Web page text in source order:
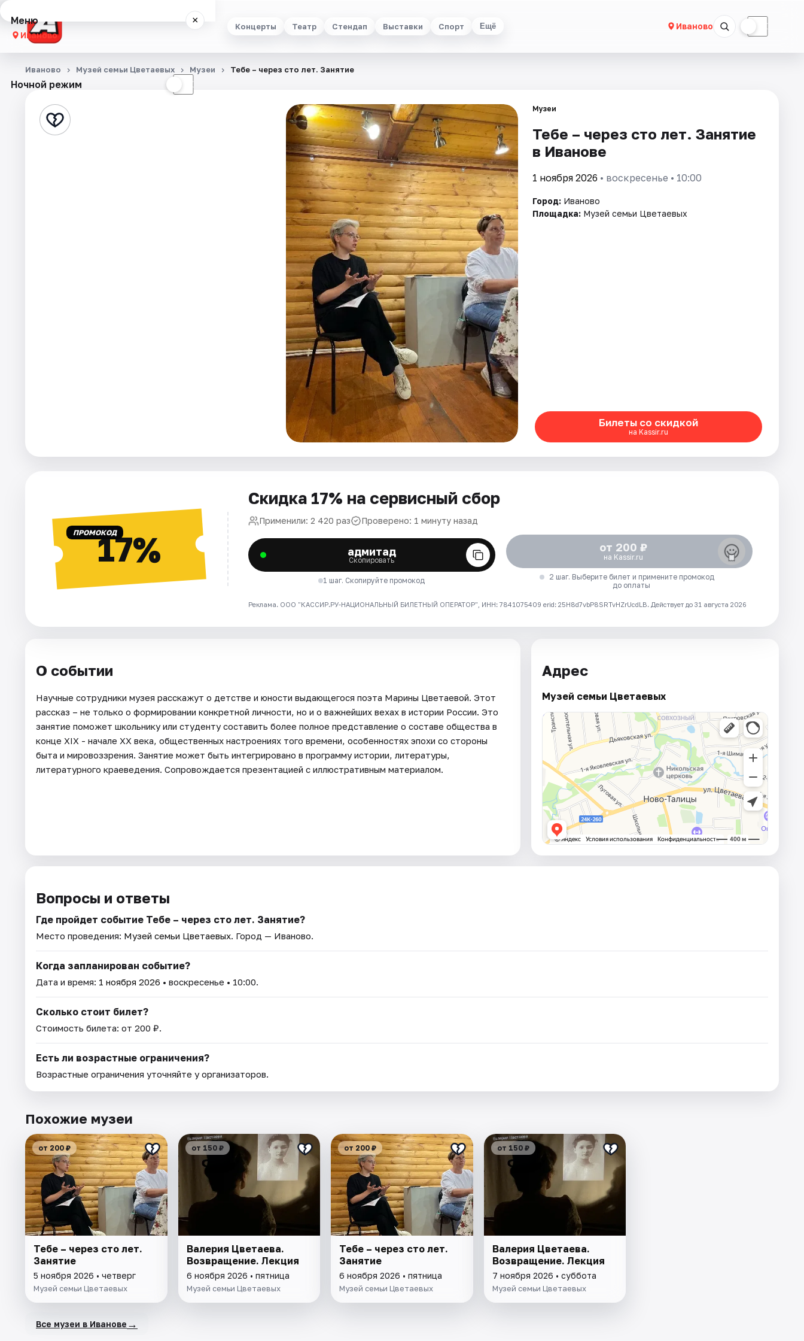
Концерты Театр Стендап Выставки Спорт Ещё Иваново ☾
Меню ×
Иваново
Концерты
Стендап
Ночной режим ☾
Иваново Музей семьи Цветаевых Музеи Тебе – через сто лет. Занятие
Музеи
Тебе – через сто лет. Занятие
в Иванове
1 ноября 2026 • воскресенье • 10:00
Город: Иваново
Площадка: Музей семьи Цветаевых
Билеты со скидкой
на Kassir.ru
ПРОМОКОД17%
Скидка 17% на сервисный сбор
Применили: 2 420 раз Проверено: 1 минуту назад
адмитад
Скопировать
1 шаг. Скопируйте промокод
от 200 ₽
на Kassir.ru
2 шаг. Выберите билет и примените промокод
до оплаты
Реклама. ООО "КАССИР.РУ-НАЦИОНАЛЬНЫЙ БИЛЕТНЫЙ ОПЕРАТОР", ИНН: 7841075409 erid: 25H8d7vbP8SRTvHZrUcdLB. Действует до 31 августа 2026
О событии
Научные сотрудники музея расскажут о детстве и юности выдающегося поэта Марины Цветаевой. Этот
рассказ – не только о формировании конкретной личности, но и о важнейших вехах в истории России. Это
занятие поможет школьнику или студенту составить более полное представление о составе общества в
конце XIX - начале XX века, общественных настроениях того времени, особенностях эпохи со стороны
быта и мировоззрения. Занятие может быть интегрировано в программу истории, литературы,
литературного краеведения. Сопровождается презентацией с иллюстративным материалом.
Адрес
Музей семьи Цветаевых
Вопросы и ответы
Где пройдет событие Тебе – через сто лет. Занятие?
Место проведения: Музей семьи Цветаевых. Город — Иваново.
Когда запланирован событие?
Дата и время: 1 ноября 2026 • воскресенье • 10:00.
Сколько стоит билет?
Стоимость билета: от 200 ₽.
Есть ли возрастные ограничения?
Возрастные ограничения уточняйте у организаторов.
Похожие музеи
от 200 ₽
Тебе – через сто лет.
Занятие
5 ноября 2026 • четверг
Музей семьи Цветаевых
от 150 ₽
Валерия Цветаева.
Возвращение. Лекция
6 ноября 2026 • пятница
Музей семьи Цветаевых
от 200 ₽
Тебе – через сто лет.
Занятие
6 ноября 2026 • пятница
Музей семьи Цветаевых
от 150 ₽
Валерия Цветаева.
Возвращение. Лекция
7 ноября 2026 • суббота
Музей семьи Цветаевых
Все музеи в Иванове →